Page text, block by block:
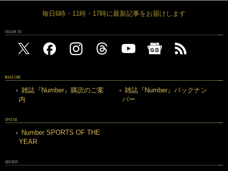
毎日6時・11時・17時に最新記事をお届けします
FOLLOW US
MAGAZINE
雑誌『Number』購読のご案
内
雑誌『Number』バックナン
バー
SPECIAL
Number SPORTS OF THE
YEAR
ARCHIVE